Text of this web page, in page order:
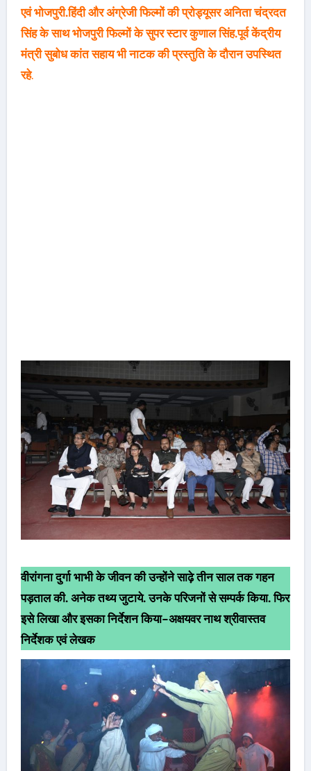
एवं भोजपुरी.हिंदी और अंग्रेजी फिल्मों की प्रोड्यूसर अनिता चंद्रदत
सिंह के साथ भोजपुरी फिल्मों के सुपर स्टार कुणाल सिंह.पूर्व केंद्रीय
मंत्री सुबोध कांत सहाय भी नाटक की प्रस्तुति के दौरान उपस्थित
रहे.
वीरांगना दुर्गा भाभी के जीवन की उन्होंने साढ़े तीन साल तक गहन
पड़ताल की. अनेक तथ्य जुटाये. उनके परिजनों से सम्पर्क किया. फिर
इसे लिखा और इसका निर्देशन किया-अक्षयवर नाथ श्रीवास्तव
निर्देशक एवं लेखक